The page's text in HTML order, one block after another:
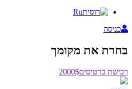
Ru
כניסה
בחרת את מקומך
רכישת כרטיסים2000$